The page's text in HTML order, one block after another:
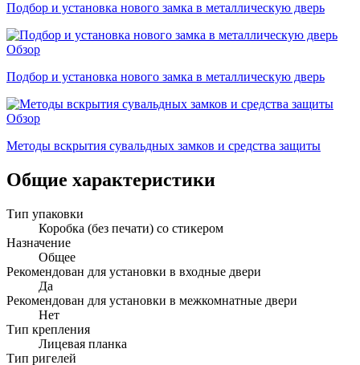
Подбор и установка нового замка в металлическую дверь
Обзор
Подбор и установка нового замка в металлическую дверь
Обзор
Методы вскрытия сувальдных замков и средства защиты
Общие характеристики
Тип упаковки
Коробка (без печати) со стикером
Назначение
Общее
Рекомендован для установки в входные двери
Да
Рекомендован для установки в межкомнатные двери
Нет
Тип крепления
Лицевая планка
Тип ригелей